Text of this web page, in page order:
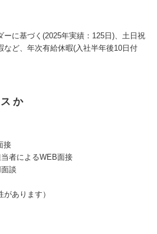
に基づく(2025年実績：125日)、土日祝
など、年次有給休暇(入社半年後10日付
か
接
者によるWEB面接
談
があります）